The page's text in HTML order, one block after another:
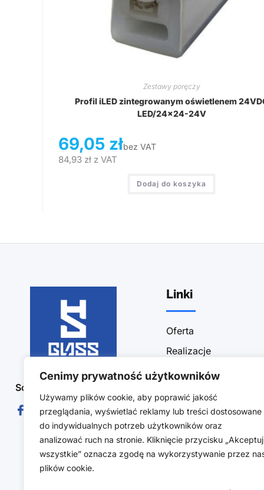
Cenimy prywatność użytkowników
Używamy plików cookie, aby poprawić jakość
przeglądania, wyświetlać reklamy lub treści dostosowane
do indywidualnych potrzeb użytkowników oraz
analizować ruch na stronie. Kliknięcie przycisku „Akceptuj
wszystkie” oznacza zgodę na wykorzystywanie przez
plików cookie.
Zestawy poręczy
Profil iLED zintegrowanym oświetlenem
LED/24×24-24V
69,05 złbez VAT
84,93 zł z VAT
Dodaj do koszyka
Social Media :
Linki
Oferta
Realizacje
Sklep
Kontakt
Polityka prywatności
Obszar działalności